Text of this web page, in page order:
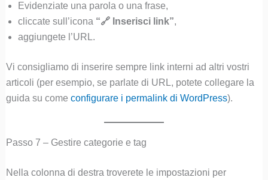
Evidenziate una parola o una frase,
cliccate sull’icona “🔗 Inserisci link”,
aggiungete l’URL.
Vi consigliamo di inserire sempre link interni ad altri vostri
articoli (per esempio, se parlate di URL, potete collegare la
guida su come configurare i permalink di WordPress).
Passo 7 – Gestire categorie e tag
Nella colonna di destra troverete le impostazioni per